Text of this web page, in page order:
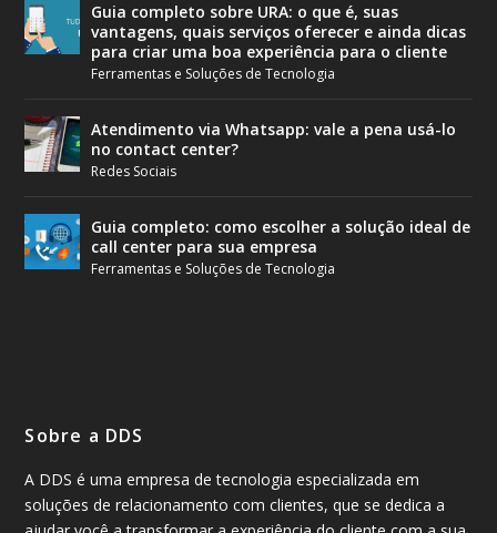
Guia completo sobre URA: o que é, suas
vantagens, quais serviços oferecer e ainda dicas
para criar uma boa experiência para o cliente
Ferramentas e Soluções de Tecnologia
Atendimento via Whatsapp: vale a pena usá-lo
no contact center?
Redes Sociais
Guia completo: como escolher a solução ideal de
call center para sua empresa
Ferramentas e Soluções de Tecnologia
Sobre a DDS
A DDS é uma empresa de tecnologia especializada em
soluções de relacionamento com clientes, que se dedica a